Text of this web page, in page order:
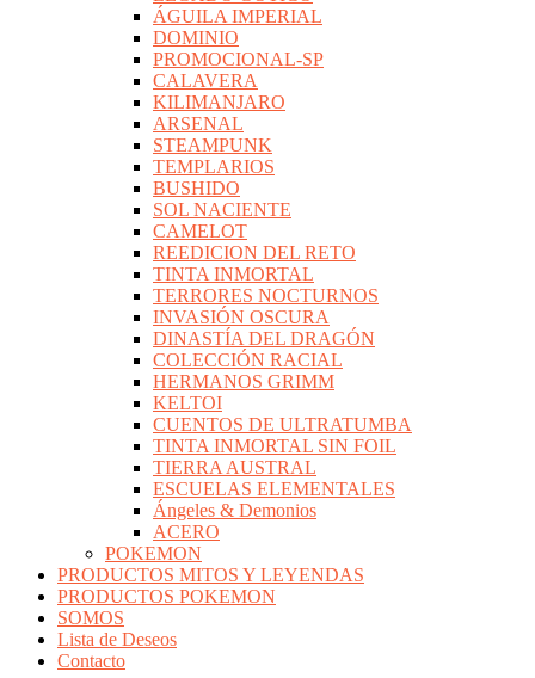
ÁGUILA IMPERIAL
DOMINIO
PROMOCIONAL-SP
CALAVERA
KILIMANJARO
ARSENAL
STEAMPUNK
TEMPLARIOS
BUSHIDO
SOL NACIENTE
CAMELOT
REEDICION DEL RETO
TINTA INMORTAL
TERRORES NOCTURNOS
INVASIÓN OSCURA
DINASTÍA DEL DRAGÓN
COLECCIÓN RACIAL
HERMANOS GRIMM
KELTOI
CUENTOS DE ULTRATUMBA
TINTA INMORTAL SIN FOIL
TIERRA AUSTRAL
ESCUELAS ELEMENTALES
Ángeles & Demonios
ACERO
POKEMON
PRODUCTOS MITOS Y LEYENDAS
PRODUCTOS POKEMON
SOMOS
Lista de Deseos
Contacto